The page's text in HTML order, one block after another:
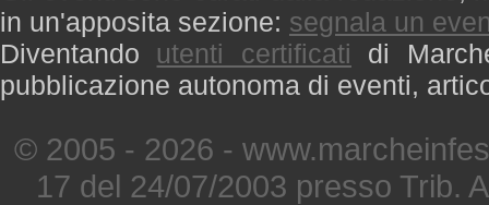
in un'apposita sezione: segnala un
Diventando utenti certificati di
pubblicazione autonoma di eventi,
© 2005 - 2026 -
17 del 24/07/2003 presso Trib.